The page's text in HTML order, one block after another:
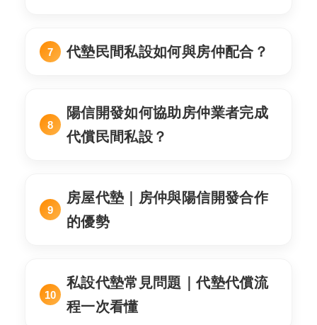
代墊民間私設如何與房仲配合？
陽信開發如何協助房仲業者完成
代償民間私設？
房屋代墊｜房仲與陽信開發合作
的優勢
私設代墊常見問題｜代墊代償流
程一次看懂